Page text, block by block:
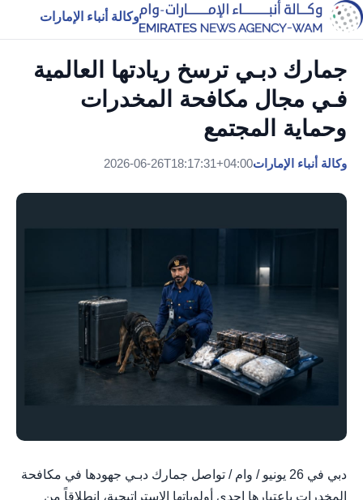
وكالة أنباء الإمارات
جمارك دبـي ترسخ ريادتها العالمية
فـي مجال مكافحة المخدرات
وحماية المجتمع
وكالة أنباء الإمارات2026-06-26T18:17:31+04:00
دبي في 26 يونيو / وام / تواصل جمارك دبـي جهودها في مكافحة
المخدرات باعتبارها إحدى أولوياتها الاستراتيجية، انطلاقاً من